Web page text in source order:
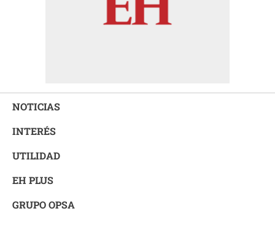
NOTICIAS
INTERÉS
UTILIDAD
EH PLUS
GRUPO OPSA